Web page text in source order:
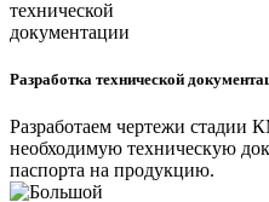
Разработка технической
Разработаем чертежи
необходимую техническую
паспорта на продукцию.